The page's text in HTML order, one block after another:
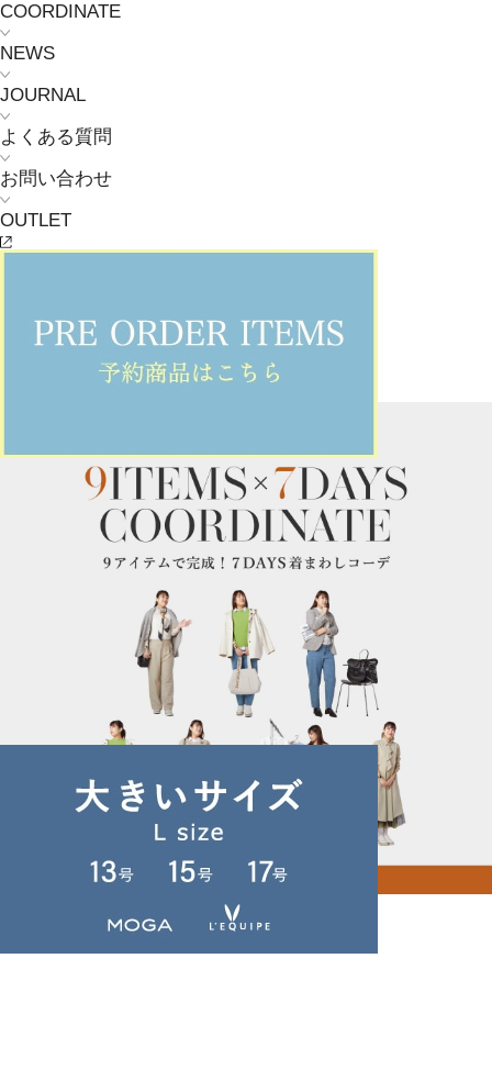
COORDINATE
NEWS
JOURNAL
よくある質問
お問い合わせ
OUTLET
着る人、環境思いの無染色ウール